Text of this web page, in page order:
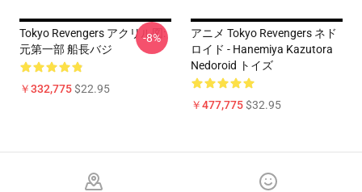
Tokyo Revengers アクリル図:
元第一部 船長バジ
￥332,775$22.95
-8%
アニメ Tokyo Revengers ネド
ロイド - Hanemiya Kazutora
Nedoroid トイズ
￥477,775$32.95